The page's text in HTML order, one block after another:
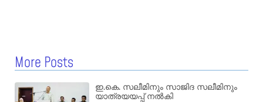
More Posts
ഇ.കെ. സലീമിനും സാജിദ സലീമിനും
യാത്രയയപ്പ് നൽകി